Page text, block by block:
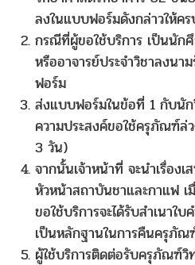
ลงในแบบฟอร์มดังกล่าวให้ค
กรณีที่ผู้ขอใช้บริการ เป็นนัก
หรืออาจารย์ประจำวิชาลงน
ฟอร์ม
ส่งแบบฟอร์มในข้อที่ 1 กับนั
ความประสงค์ขอใช้ครุภัณฑ์ล่
3 วัน)
จากนั้นเจ้าหน้าที่ จะนำเรื่อง
หัวหน้าสถาบันชาและกาแฟ เ
ขอใช้บริการจะได้รับสำเนาใ
เป็นหลักฐานในการคืนครุภัณ
ผู้ใช้บริการติดต่อรับครุภัณฑ์